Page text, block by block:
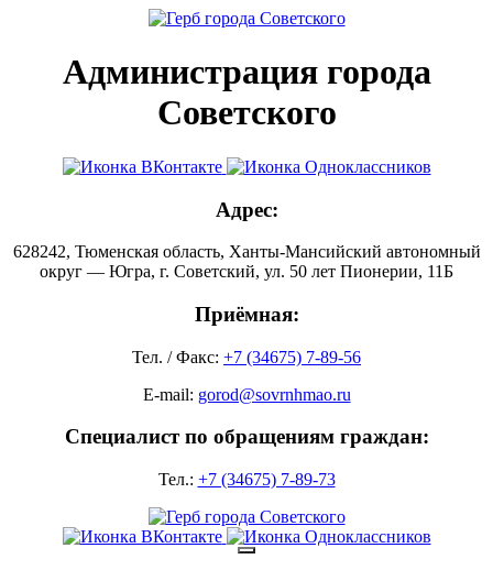
Администрация города
Советского
Адрес:
628242, Тюменская область, Ханты-Мансийский автономный
округ — Югра, г. Советский, ул. 50 лет Пионерии, 11Б
Приёмная:
Тел. / Факс: +7 (34675) 7-89-56
E-mail: gorod@sovrnhmao.ru
Специалист по обращениям граждан:
Тел.: +7 (34675) 7-89-73